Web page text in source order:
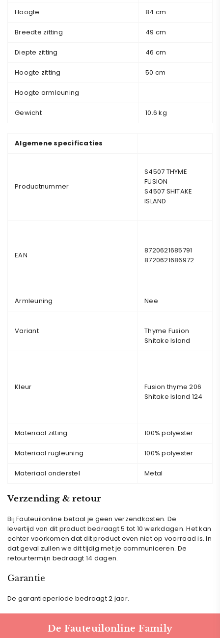
Hoogte 84 cm
Breedte zitting 49 cm
Diepte zitting 46 cm
Hoogte zitting 50 cm
Hoogte armleuning
Gewicht 10.6 kg
Algemene specificaties
Productnummer
S4507 THYME
FUSION
S4507 SHITAKE
ISLAND
EAN
8720621685791
8720621686972
Armleuning Nee
Variant
Thyme Fusion
Shitake Island
Kleur
Fusion thyme 206
Shitake Island 124
Materiaal zitting 100% polyester
Materiaal rugleuning 100% polyester
Materiaal onderstel Metal
Verzending & retour
Bij Fauteuilonline betaal je geen verzendkosten. De
levertijd van dit product bedraagt 5 tot 10 werkdagen. Het kan
echter voorkomen dat dit product even niet op voorraad is. In
dat geval zullen we dit tijdig met je communiceren. De
retourtermijn bedraagt 14 dagen.
Garantie
De garantieperiode bedraagt 2 jaar.
De Fauteuilonline Family